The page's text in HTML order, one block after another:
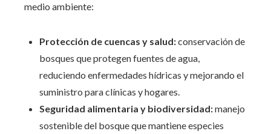
medio ambiente:
Protección de cuencas y salud:conservación de
bosques que protegen fuentes de agua,
reduciendo enfermedades hídricas y mejorando el
suministro para clínicas y hogares.
Seguridad alimentaria y biodiversidad:manejo
sostenible del bosque que mantiene especies